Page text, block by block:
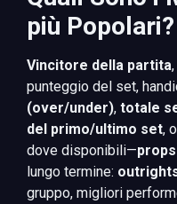
più Popolari?
Vincitore della partita,
punteggio del set,
(over/under), totale
del primo/ultimo set,
dove disponibili—
lungo termine:
gruppo, migliori